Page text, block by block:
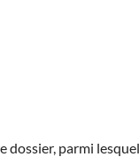
parmi